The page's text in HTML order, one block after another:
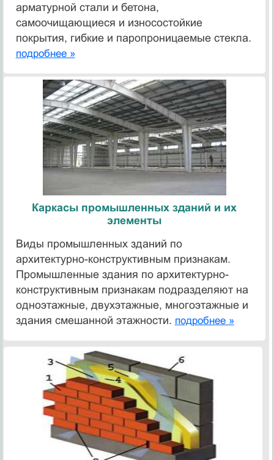
арматурной стали и бетона,
самоочищающиеся и износостойкие
покрытия, гибкие и паропроницаемые стекла.
подробнее »
Каркасы промышленных зданий и их
элементы
Виды промышленных зданий по
архитектурно-конструктивным признакам.
Промышленные здания по архитектурно-
конструктивным признакам подразделяют на
одноэтажные, двухэтажные, многоэтажные и
здания смешанной этажности. подробнее »